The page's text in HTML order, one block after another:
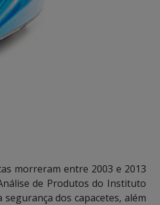
morreram entre 2003 e 2013
de Produtos do Instituto
dos capacetes, além